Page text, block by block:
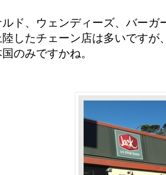
ルド、ウェンディーズ、バー
陸したチェーン店は多いですが
のみですかね。